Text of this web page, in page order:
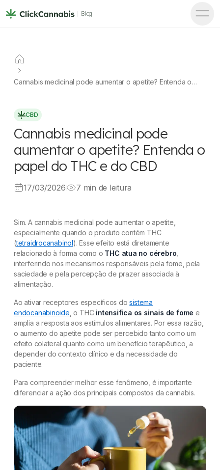
Blog
Cannabis medicinal pode aumentar o apetite? Entenda o
CBD
Cannabis medicinal pode
aumentar o apetite? Entenda o
papel do THC e do CBD
17/03/2026 7 min de leitura
Sim. A cannabis medicinal pode aumentar o apetite,
especialmente quando o produto contém THC
(tetraidrocanabinol). Esse efeito está diretamente
relacionado à forma como o THC atua no cérebro
interferindo nos mecanismos responsáveis pela fome, pela
saciedade e pela percepção de prazer associada à
alimentação.
Ao ativar receptores específicos dosistema
endocanabinoide , o THC intensifica os sinais de fome e
amplia a resposta aos estímulos alimentares. Por essa razão,
o aumento do apetite pode ser percebido tanto como um
efeito colateral quanto como um benefício terapêutico, a
depender do contexto clínico e da necessidade do
paciente.
Para compreender melhor esse fenômeno, é importante
diferenciar a ação dos principais compostos da cannabis.